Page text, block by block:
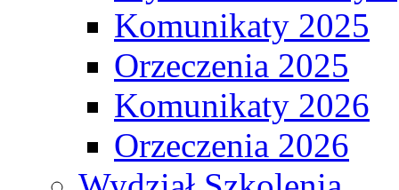
Komunikaty 2025
Orzeczenia 2025
Komunikaty 2026
Orzeczenia 2026